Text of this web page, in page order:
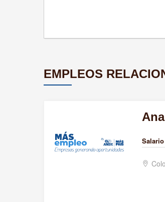
EMPLEOS